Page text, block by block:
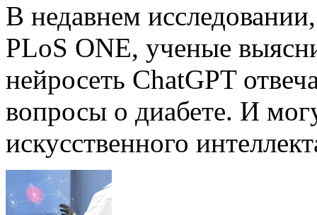
В недавнем
PLoS ONE, ученые
нейросеть ChatGPT
вопросы о диабете. И
искусственного